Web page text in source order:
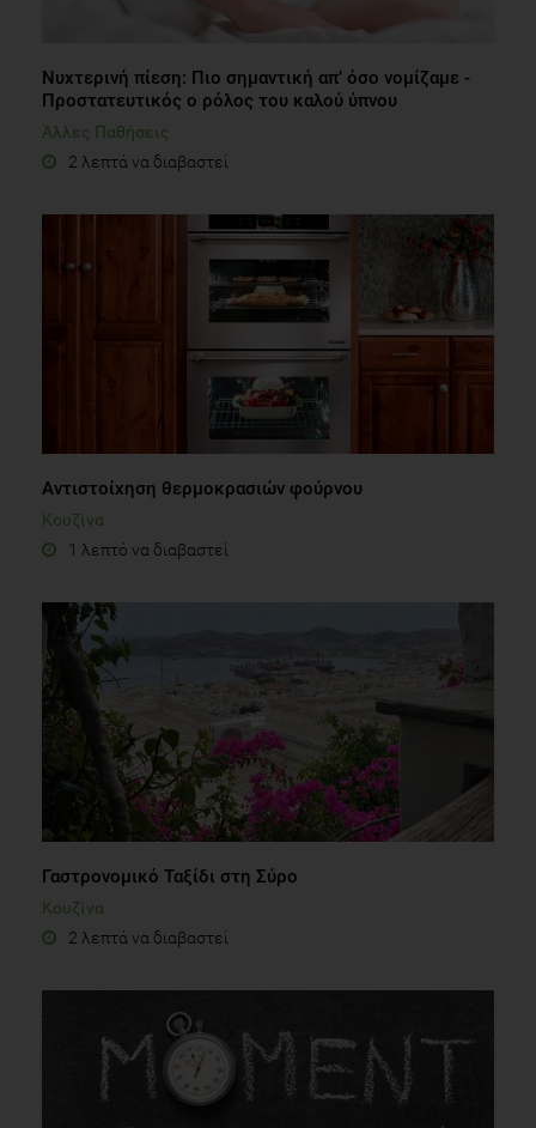
Νυχτερινή πίεση: Πιο σημαντική απ’ όσο νομίζαμε -
Προστατευτικός ο ρόλος του καλού ύπνου
Άλλες Παθήσεις
2 λεπτά να διαβαστεί
Αντιστοίχηση θερμοκρασιών φούρνου
Κουζίνα
1 λεπτό να διαβαστεί
Γαστρονομικό Ταξίδι στη Σύρο
Κουζίνα
2 λεπτά να διαβαστεί